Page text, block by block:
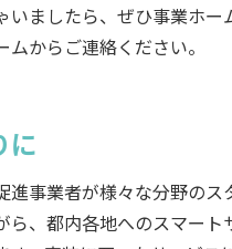
いましたら、ぜひ事業ホー
ムからご連絡ください。
進事業者が様々な分野のス
ら、都内各地へのスマート